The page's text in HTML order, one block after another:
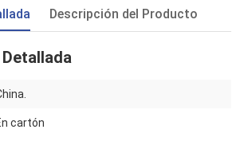
Descripción del Producto
cartón